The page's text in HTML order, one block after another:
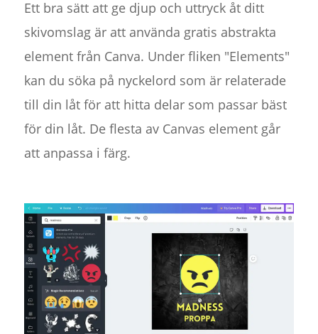
Ett bra sätt att ge djup och uttryck åt ditt
skivomslag är att använda gratis abstrakta
element från Canva. Under fliken "Elements"
kan du söka på nyckelord som är relaterade
till din låt för att hitta delar som passar bäst
för din låt. De flesta av Canvas element går
att anpassa i färg.